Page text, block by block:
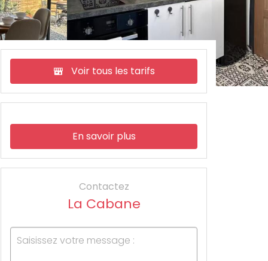
Voir tous les tarifs
En savoir plus
Contactez
La Cabane